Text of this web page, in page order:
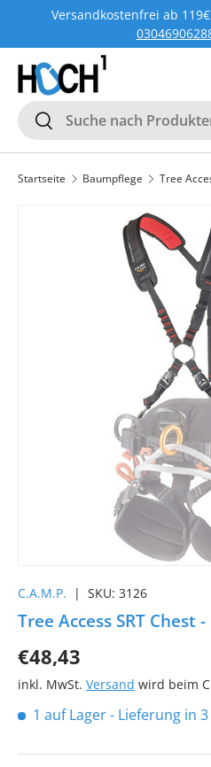
DIREKT ZUM INHALT
Versandkostenfrei ab
Suchen
Suchen
Startseite Baumpflege Tree
C.A.M.P. | SKU: 3126
Tree Access SRT Chest
€48,43
inkl. MwSt. Versand wird beim
1 auf Lager- Lieferung in